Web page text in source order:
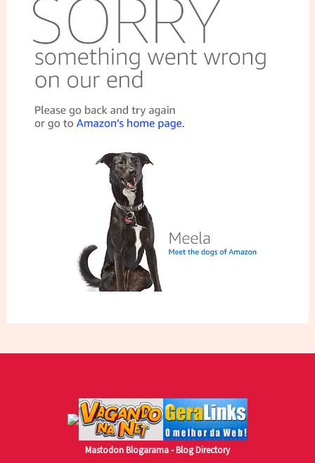
MastodonBlogarama - Blog Directory